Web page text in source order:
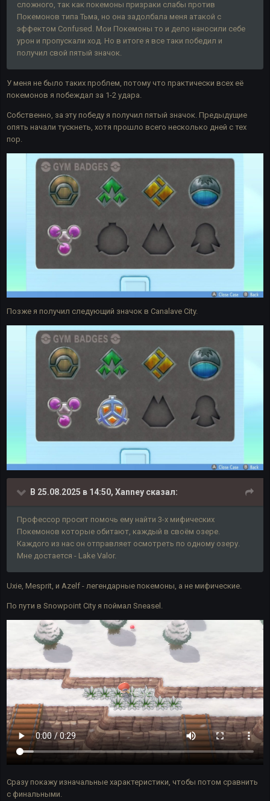
сложного, так как покемоны призраки слабы против
Покемонов типа Тьма, но она задолбала меня атакой с
эффектом Confused. Мои Покемоны то и дело наносили себе
урон и пропускали ход. Но в итоге я все таки победил и
получил свой пятый значок.
У меня не было таких проблем, потому что практически всех её
покемонов я побеждал за 1-2 удара.
Собственно, за эту победу я получил пятый значок. Предыдущие
опять начали тускнеть, хотя прошло всего несколько дней с тех
пор.
Позже я получил следующий значок в Canalave City.
В 25.08.2025 в 14:50, Xanney сказал:
Профессор просит помочь ему найти 3-х мифических
Покемонов которые обитают, каждый в своём озере.
Каждого из нас он отправляет осмотреть по одному озеру.
Мне достается - Lake Valor.
Uxie, Mesprit, и Azelf - легендарные покемоны, а не мифические.
По пути в Snowpoint City я поймал Sneasel.
Сразу покажу изначальные характеристики, чтобы потом сравнить
с финальными.